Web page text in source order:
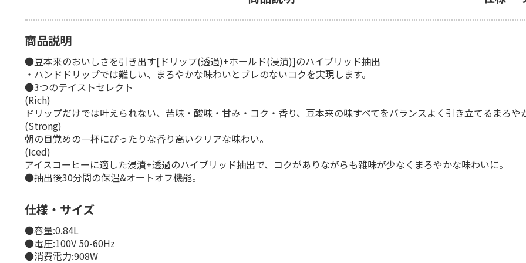
商品説明
●豆本来のおいしさを引き出す[ドリップ(透過)+ホールド(浸漬)]のハイブリッド抽出
・ハンドドリップでは難しい、まろやかな味わいとブレのないコクを実現します。
●3つのテイストセレクト
(Rich)
ドリップだけでは叶えられない、苦味・酸味・甘み・コク・香り、豆本来の味すべてをバランスよく引き立てるまろや
(Strong)
朝の目覚めの一杯にぴったりな香り高いクリアな味わい。
(Iced)
アイスコーヒーに適した浸漬+透過のハイブリッド抽出で、コクがありながらも雑味が少なくまろやかな味わいに。
●抽出後30分間の保温&オートオフ機能。
仕様・サイズ
●容量:0.84L
●電圧:100V 50-60Hz
●消費電力:908W